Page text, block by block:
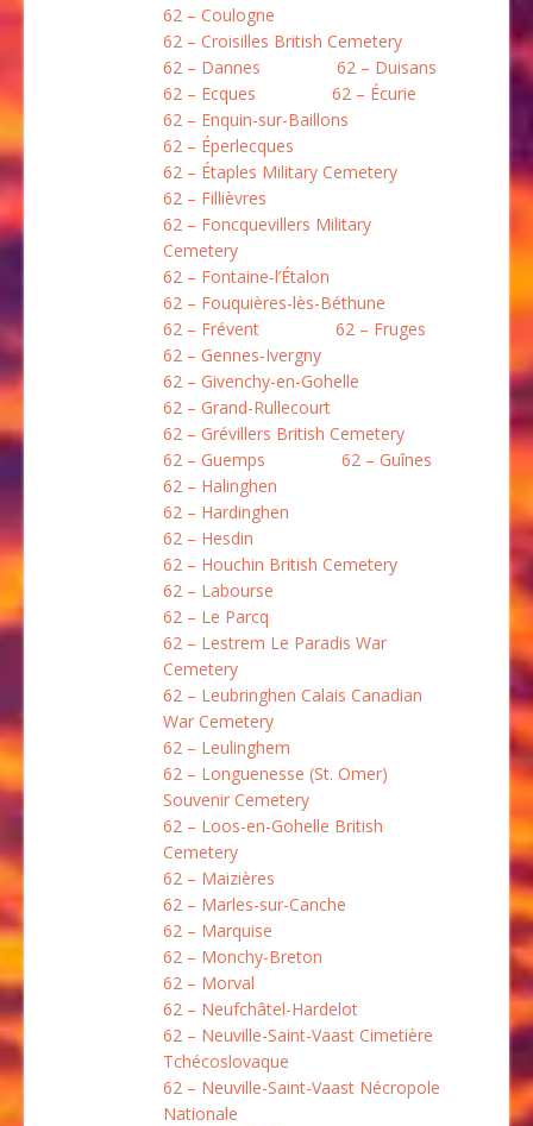
62 – Coulogne
62 – Croisilles British Cemetery
62 – Dannes
62 – Duisans
62 – Ecques
62 – Écurie
62 – Enquin-sur-Baillons
62 – Éperlecques
62 – Étaples Military Cemetery
62 – Fillièvres
62 – Foncquevillers Military
Cemetery
62 – Fontaine-l’Étalon
62 – Fouquières-lès-Béthune
62 – Frévent
62 – Fruges
62 – Gennes-Ivergny
62 – Givenchy-en-Gohelle
62 – Grand-Rullecourt
62 – Grévillers British Cemetery
62 – Guemps
62 – Guînes
62 – Halinghen
62 – Hardinghen
62 – Hesdin
62 – Houchin British Cemetery
62 – Labourse
62 – Le Parcq
62 – Lestrem Le Paradis War
Cemetery
62 – Leubringhen Calais Canadian
War Cemetery
62 – Leulinghem
62 – Longuenesse (St. Omer)
Souvenir Cemetery
62 – Loos-en-Gohelle British
Cemetery
62 – Maizières
62 – Marles-sur-Canche
62 – Marquise
62 – Monchy-Breton
62 – Morval
62 – Neufchâtel-Hardelot
62 – Neuville-Saint-Vaast Cimetière
Tchécoslovaque
62 – Neuville-Saint-Vaast Nécropole
Nationale